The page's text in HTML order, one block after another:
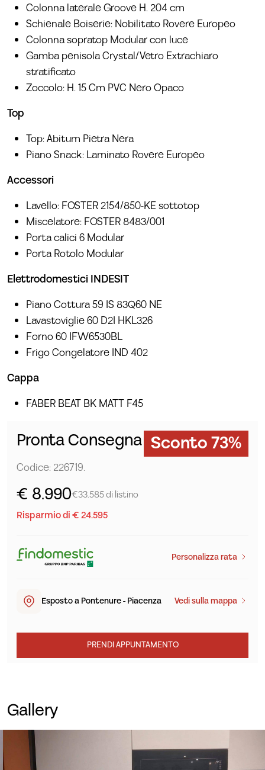
Colonna laterale Groove H. 204 cm
Schienale Boiserie: Nobilitato Rovere Europeo
Colonna sopratop Modular con luce
Gamba penisola Crystal/Vetro Extrachiaro
stratificato
Zoccolo: H. 15 Cm PVC Nero Opaco
Top
Top: Abitum Pietra Nera
Piano Snack: Laminato Rovere Europeo
Accessori
Lavello: FOSTER 2154/850-KE sottotop
Miscelatore: FOSTER 8483/001
Porta calici 6 Modular
Porta Rotolo Modular
Elettrodomestici INDESIT
Piano Cottura 59 IS 83Q60 NE
Lavastoviglie 60 D2I HKL326
Forno 60 IFW6530BL
Frigo Congelatore IND 402
Cappa
FABER BEAT BK MATT F45
Pronta Consegna Sconto 73%
Codice: 226719.
€ 8.990€33.585 di listino
Risparmio di € 24.595
Personalizza rata
Esposto a Pontenure - Piacenza Vedi sulla mappa
PRENDI APPUNTAMENTO
Gallery